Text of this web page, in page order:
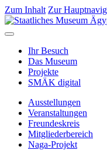
Zum Inhalt Zur
Ihr Besuch
Das Museum
Projekte
SMÄK digital
Ausstellungen
Veranstaltungen
Freundeskreis
Mitgliederbereich
Naga-Projekt